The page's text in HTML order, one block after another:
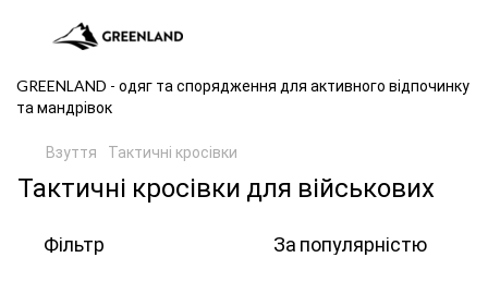
GREENLAND - одяг та спорядження для активного відпочинку
та мандрівок
Взуття Тактичні кросівки
Тактичні кросівки для військових
Фільтр За популярністю